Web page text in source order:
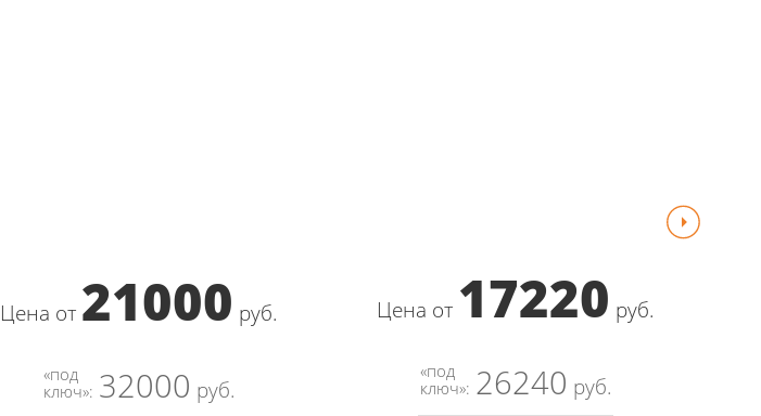
Цена от 21000 руб.
«под
ключ»: 32000 руб.
Цена от 17220 руб.
«под
ключ»: 26240 руб.